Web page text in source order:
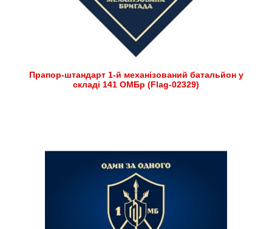
Прапор-штандарт 1-й механізований батальйон у
складі 141 ОМБр (Flag-02329)